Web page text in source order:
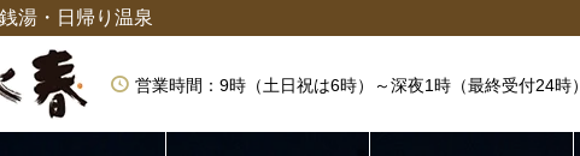
湯・日帰り温泉
営業時間：9時（土日祝は6時） ～深夜1時（最終受付24時）